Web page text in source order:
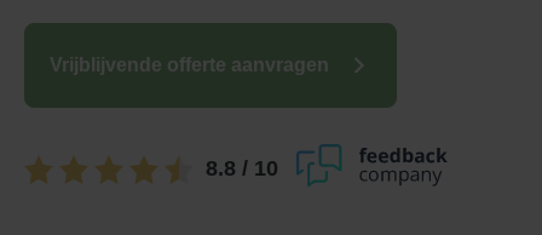
Vrijblijvende offerte aanvragen
8.8 / 10